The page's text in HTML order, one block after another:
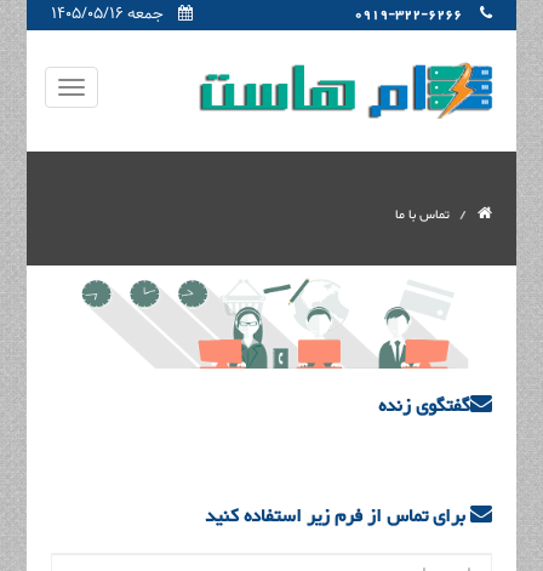
جمعه ۱۴۰۵/۰۵/۱۶ 0919-322-6266
تماس با ما
گفتگوی زنده
برای تماس از فرم زیر استفاده کنید